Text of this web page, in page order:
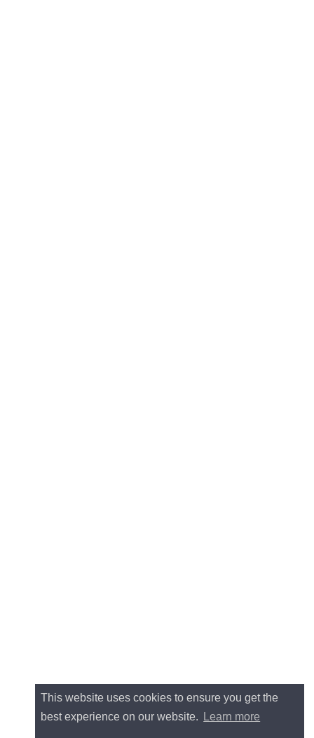
This website uses cookies to ensure you get the
best experience on our website.
Learn more